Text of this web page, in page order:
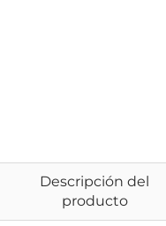
Descripción del
producto